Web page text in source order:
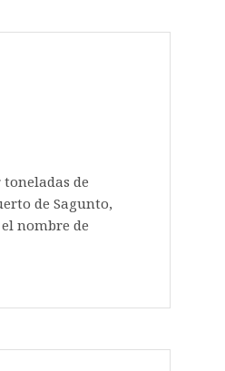
de
de Sagunto,
nombre de